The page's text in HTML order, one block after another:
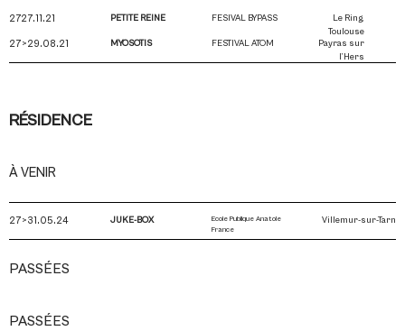
2727.11.21 PETITE REINE FESIVAL BYPASS
Le Ring,
Toulouse
27>29.08.21 MYOSOTIS FESTIVAL ATOM
Payras sur
l’Hers
RÉSIDENCE
À VENIR
27>31.05.24 JUKE-BOX
Ecole Publique Anatole
France
Villemur-sur-Tarn
PASSÉES
PASSÉES